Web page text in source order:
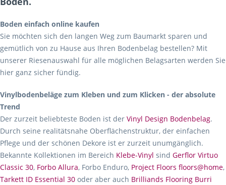
Boden einfach online kaufen
Sie möchten sich den langen Weg zum Baumarkt sparen und
gemütlich von zu Hause aus Ihren Bodenbelag bestellen? Mit
unserer Riesenauswahl für alle möglichen Belagsarten werden Sie
hier ganz sicher fündig.
Vinylbodenbeläge zum Kleben und zum Klicken - der absolute
Trend
Der zurzeit beliebteste Boden ist der Vinyl Design Bodenbelag.
Durch seine realitätsnahe Oberflächenstruktur, der einfachen
Pflege und der schönen Dekore ist er zurzeit unumgänglich.
Bekannte Kollektionen im Bereich Klebe-Vinyl sind Gerflor Virtuo
Classic 30, Forbo Allura, Forbo Enduro, Project Floors floors@home,
Tarkett ID Essential 30 oder aber auch Brilliands Flooring Burri